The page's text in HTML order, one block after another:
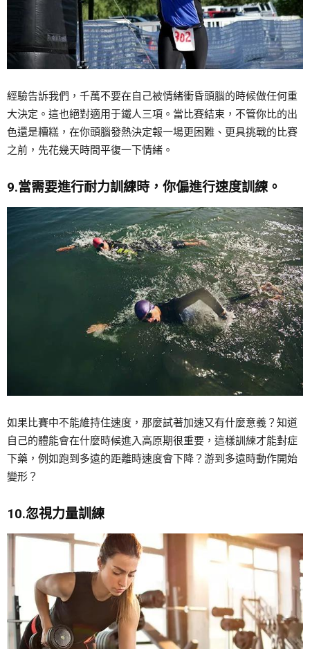
經驗告訴我們，千萬不要在自己被情緒衝昏頭腦的時候做任何重
大決定。這也絕對適用于鐵人三項。當比賽結束，不管你比的出
色還是糟糕，在你頭腦發熱決定報一場更困難、更具挑戰的比賽
之前，先花幾天時間平復一下情緒。
9.當需要進行耐力訓練時，你偏進行速度訓練。
如果比賽中不能維持住速度，那麼試著加速又有什麼意義？知道
自己的體能會在什麼時候進入高原期很重要，這樣訓練才能對症
下藥，例如跑到多遠的距離時速度會下降？游到多遠時動作開始
變形？
10.忽視力量訓練